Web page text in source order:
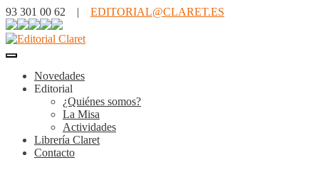
93 301 00 62 | EDITORIAL@CLARET.ES
Novedades
Editorial
¿Quiénes somos?
La Misa
Actividades
Librería Claret
Contacto